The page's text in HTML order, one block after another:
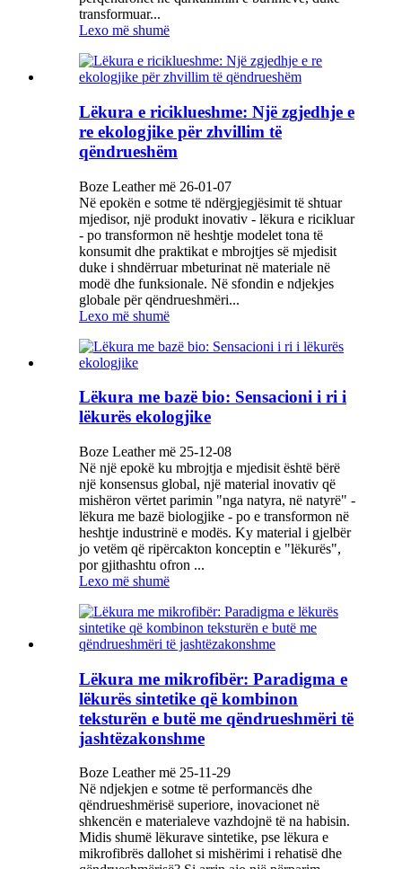
transformuar...
Lexo më shumë
Lëkura e riciklueshme: Një zgjedhje e
re ekologjike për zhvillim të
qëndrueshëm
Boze Leather më 26-01-07
Në epokën e sotme të ndërgjegjësimit të shtuar
mjedisor, një produkt inovativ - lëkura e ricikluar
- po transformon në heshtje modelet tona të
konsumit dhe praktikat e mbrojtjes së mjedisit
duke i shndërruar mbeturinat në materiale në
modë dhe funksionale. Në sfondin e ndjekjes
globale për qëndrueshmëri...
Lexo më shumë
Lëkura me bazë bio: Sensacioni i ri i
lëkurës ekologjike
Boze Leather më 25-12-08
Në një epokë ku mbrojtja e mjedisit është bërë
një konsensus global, një material inovativ që
mishëron vërtet parimin "nga natyra, në natyrë" -
lëkura me bazë biologjike - po e transformon në
heshtje industrinë e modës. Ky material i gjelbër
jo vetëm që ripërcakton konceptin e "lëkurës",
por gjithashtu ofron ...
Lexo më shumë
Lëkura me mikrofibër: Paradigma e
lëkurës sintetike që kombinon
teksturën e butë me qëndrueshmëri të
jashtëzakonshme
Boze Leather më 25-11-29
Në ndjekjen e sotme të performancës dhe
qëndrueshmërisë superiore, inovacionet në
shkencën e materialeve vazhdojnë të na habisin.
Midis shumë lëkurave sintetike, pse lëkura e
mikrofibrës dallohet si mishërimi i rehatisë dhe